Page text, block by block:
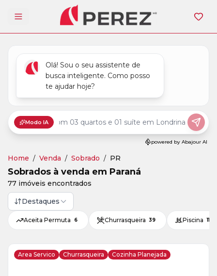
Abrir menu
Home / Venda / Sobrado / PR
Sobrados à venda em Paraná
77 imóveis encontrados
Destaques
Aceita Permuta 6 Churrasqueira 39 Piscina 11
Area Servico Churrasqueira Cozinha Planejada